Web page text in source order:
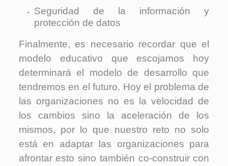
Seguridad de la información y
protección de datos
Finalmente, es necesario recordar que el
modelo educativo que escojamos hoy
determinará el modelo de desarrollo que
tendremos en el futuro. Hoy el problema de
las organizaciones no es la velocidad de
los cambios sino la aceleración de los
mismos, por lo que nuestro reto no solo
está en adaptar las organizaciones para
afrontar esto sino también co-construir con